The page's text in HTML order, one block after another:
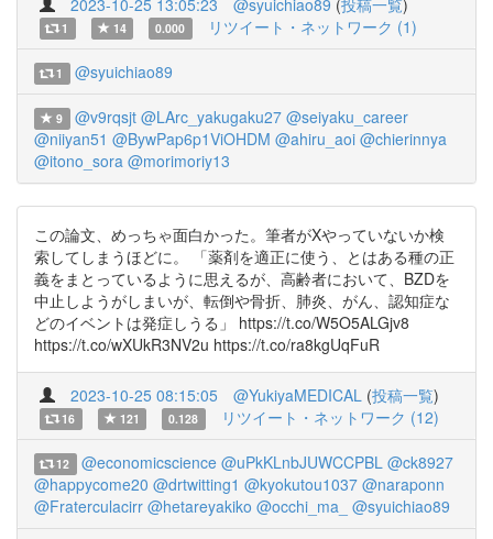
2023-10-25 13:05:23 @syuichiao89 (投稿一覧)
1 14 0.000 リツイート・ネットワーク (1)
1 @syuichiao89
9 @v9rqsjt @LArc_yakugaku27 @seiyaku_career
@niiyan51 @BywPap6p1ViOHDM @ahiru_aoi @chierinnya
@itono_sora @morimoriy13
この論文、めっちゃ面白かった。筆者がXやっていないか検
索してしまうほどに。 「薬剤を適正に使う、とはある種の正
義をまとっているように思えるが、高齢者において、BZDを
中止しようがしまいが、転倒や骨折、肺炎、がん、認知症な
どのイベントは発症しうる」 https://t.co/W5O5ALGjv8
https://t.co/wXUkR3NV2u https://t.co/ra8kgUqFuR
2023-10-25 08:15:05 @YukiyaMEDICAL (投稿一覧)
16 121 0.128 リツイート・ネットワーク (12)
12 @economicscience @uPkKLnbJUWCCPBL @ck8927
@happycome20 @drtwitting1 @kyokutou1037 @naraponn
@Fraterculacirr @hetareyakiko @occhi_ma_ @syuichiao89